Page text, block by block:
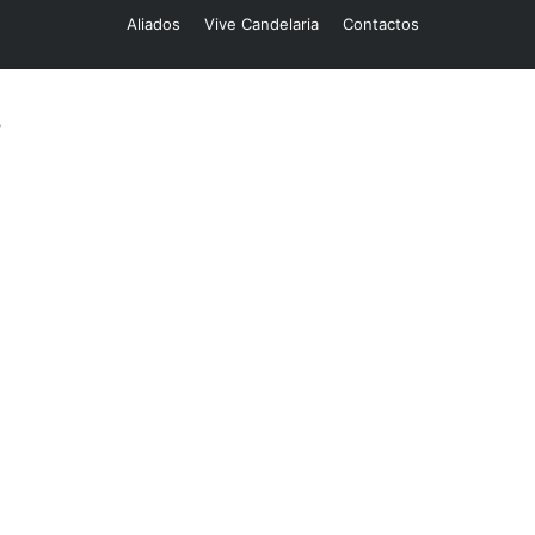
Aliados Vive Candelaria Contactos